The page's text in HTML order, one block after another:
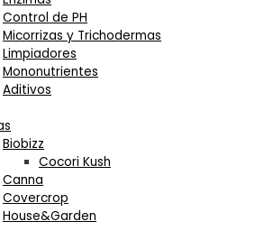
Control de PH
Micorrizas y Trichodermas
Limpiadores
Mononutrientes
Aditivos
Biobizz
Cocori Kush
Canna
Covercrop
House&Garden